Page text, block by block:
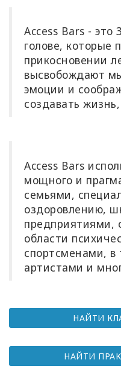
это
за 1 день
Access
Bars in
Business
Глобальный
класс
Access Bars - это
голове, которые
прикосновении
высвобождают
эмоции и
создавать
Access Bars
мощного и
семьями,
оздоровлению,
предприятиями,
области
спортсменами, в
артистами и
НАЙТИ
НАЙТИ